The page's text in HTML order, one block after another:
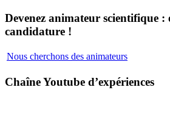
Devenez animateur scientifique :
candidature !
Nous cherchons des animateurs
Chaîne Youtube d’expériences